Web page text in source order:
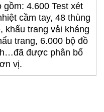
4.600 Test xét
cầm tay, 48 thùng
khẩu trang vải kháng
trang, 6.000 bộ đồ
được phân bổ
vị.